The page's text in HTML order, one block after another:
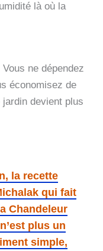
là où la
Vous ne dépendez
économisez de
jardin devient plus
la recette
qui fait
Chandeleur
plus un
simple,